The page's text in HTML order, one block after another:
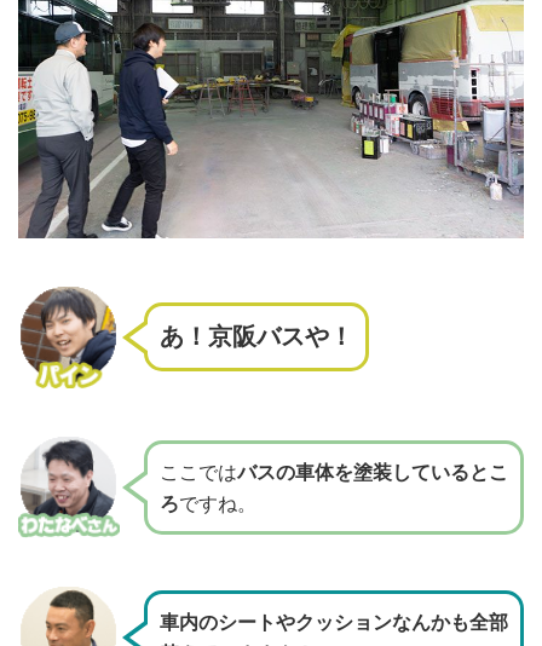
あ！京阪バスや！
ここではバスの車体を塗装しているとこ
ろですね。
車内のシートやクッションなんかも全部